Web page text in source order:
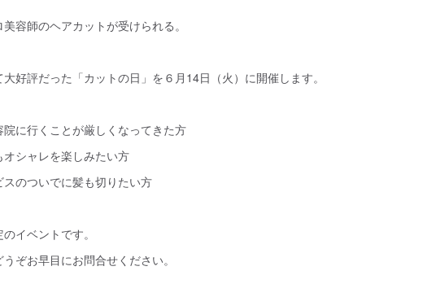
容師のヘアカットが受けられる。
大好評だった「カットの日」を６月14日（火）に開催します。
に行くことが厳しくなってきた方
シャレを楽しみたい方
のついでに髪も切りたい方
イベントです。
ぞお早目にお問合せください。